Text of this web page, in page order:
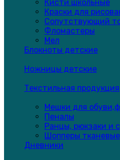
Кисти школьные
Краски для
Сопутствующий
Фломастеры
Мел
Блокноты детские
Ножницы детские
Текстильная продукция
Мешки для
Пеналы
Ранцы, рюкзаки и
Шопперы тканевые
Дневники